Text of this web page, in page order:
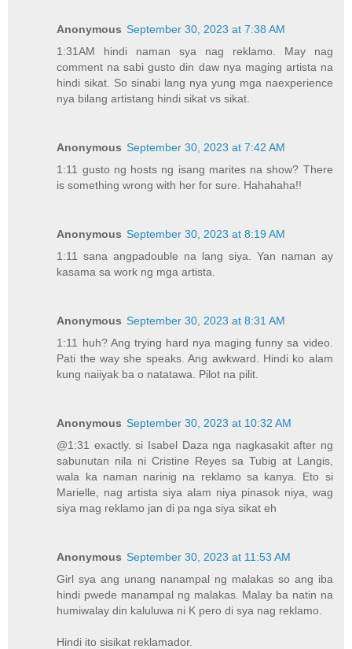
Anonymous September 30, 2023 at 7:38 AM
1:31AM hindi naman sya nag reklamo. May nag
comment na sabi gusto din daw nya maging artista na
hindi sikat. So sinabi lang nya yung mga naexperience
nya bilang artistang hindi sikat vs sikat.
Anonymous September 30, 2023 at 7:42 AM
1:11 gusto ng hosts ng isang marites na show? There
is something wrong with her for sure. Hahahaha!!
Anonymous September 30, 2023 at 8:19 AM
1:11 sana angpadouble na lang siya. Yan naman ay
kasama sa work ng mga artista.
Anonymous September 30, 2023 at 8:31 AM
1:11 huh? Ang trying hard nya maging funny sa video.
Pati the way she speaks. Ang awkward. Hindi ko alam
kung naiiyak ba o natatawa. Pilot na pilit.
Anonymous September 30, 2023 at 10:32 AM
@1:31 exactly. si Isabel Daza nga nagkasakit after ng
sabunutan nila ni Cristine Reyes sa Tubig at Langis,
wala ka naman narinig na reklamo sa kanya. Eto si
Marielle, nag artista siya alam niya pinasok niya, wag
siya mag reklamo jan di pa nga siya sikat eh
Anonymous September 30, 2023 at 11:53 AM
Girl sya ang unang nanampal ng malakas so ang iba
hindi pwede manampal ng malakas. Malay ba natin na
humiwalay din kaluluwa ni K pero di sya nag reklamo.
Hindi ito sisikat reklamador.